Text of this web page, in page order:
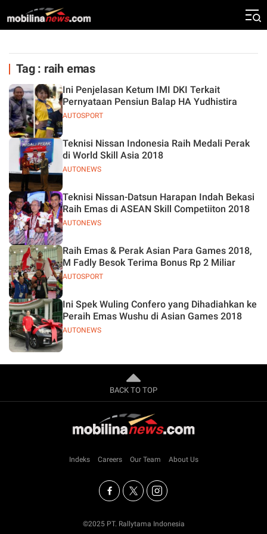
Tag : raih emas
AUTOSPORT
Ini Penjelasan Ketum IMI DKI Terkait
Pernyataan Pensiun Balap HA Yudhistira
AUTONEWS
Teknisi Nissan Indonesia Raih Medali Perak
di World Skill Asia 2018
AUTONEWS
Teknisi Nissan-Datsun Harapan Indah Bekasi
Raih Emas di ASEAN Skill Competiiton 2018
AUTOSPORT
Raih Emas & Perak Asian Para Games 2018,
M Fadly Besok Terima Bonus Rp 2 Miliar
AUTONEWS
Ini Spek Wuling Confero yang Dihadiahkan ke
Peraih Emas Wushu di Asian Games 2018
BACK TO TOP
Indeks Careers Our Team About Us
©2025 PT. Rallytama Indonesia